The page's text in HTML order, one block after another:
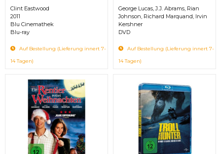
Clint Eastwood
2011
Blu Cinemathek
Blu-ray
Auf Bestellung (Lieferung innert 7-
14 Tagen)
George Lucas, J.J. Abrams, Rian
Johnson, Richard Marquand, Irvin
Kershner
DVD
Auf Bestellung (Lieferung innert 7-
14 Tagen)